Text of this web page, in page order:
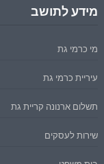
מידע לתושב
מי כרמי גת
עיריית כרמי גת
תשלום ארנונה קריית גת
שירות לעסקים